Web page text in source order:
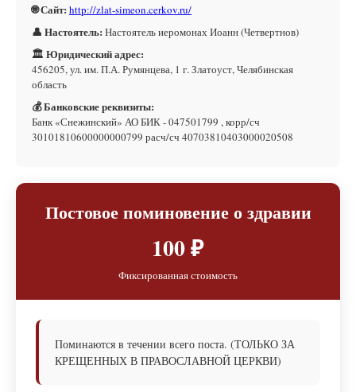
🌐 Сайт: http://zlat-simeon.cerkov.ru/
👤 Настоятель: Настоятель иеромонах Иоанн (Четвертнов)
🏛 Юридический адрес:
456205, ул. им. П.А. Румянцева, 1 г. Златоуст, Челябинская
область
💰 Банковские реквизиты:
Банк «Снежинский» АО БИК - 047501799 , корр/сч
30101810600000000799 расч/сч 40703810403000020508
Постовое поминовение о здравии
100 ₽
Фиксированная стоимость
Поминаются в течении всего поста. (ТОЛЬКО ЗА
КРЕЩЕННЫХ В ПРАВОСЛАВНОЙ ЦЕРКВИ)